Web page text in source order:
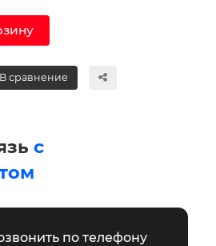
В сравнение
с
по телефону